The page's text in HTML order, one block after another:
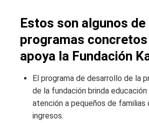
Estos son algunos de
programas
apoya la Fundación
El programa de desarrollo de la
de la fundación brinda
atención a pequeños de familias
ingresos.